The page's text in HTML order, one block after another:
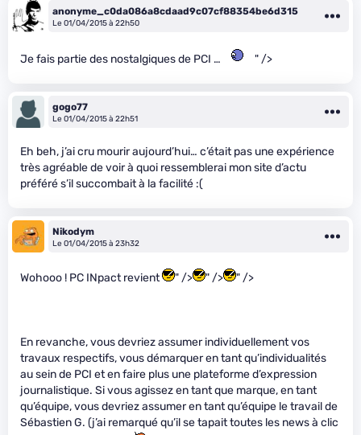
anonyme_c0da086a8cdaad9c07cf88354be6d315
Le 01/04/2015 à 22h50
Je fais partie des nostalgiques de PCI … " />
gogo77
Le 01/04/2015 à 22h51
Eh beh, j’ai cru mourir aujourd’hui… c’était pas une expérience
très agréable de voir à quoi ressemblerai mon site d’actu
préféré s’il succombait à la facilité :(
Nikodym
Le 01/04/2015 à 23h32
Wohooo ! PC INpact revient " /> " /> " />
En revanche, vous devriez assumer individuellement vos
travaux respectifs, vous démarquer en tant qu’individualités
au sein de PCI et en faire plus une plateforme d’expression
journalistique. Si vous agissez en tant que marque, en tant
qu’équipe, vous devriez assumer en tant qu’équipe le travail de
Sébastien G. (j’ai remarqué qu’il se tapait toutes les news à clic